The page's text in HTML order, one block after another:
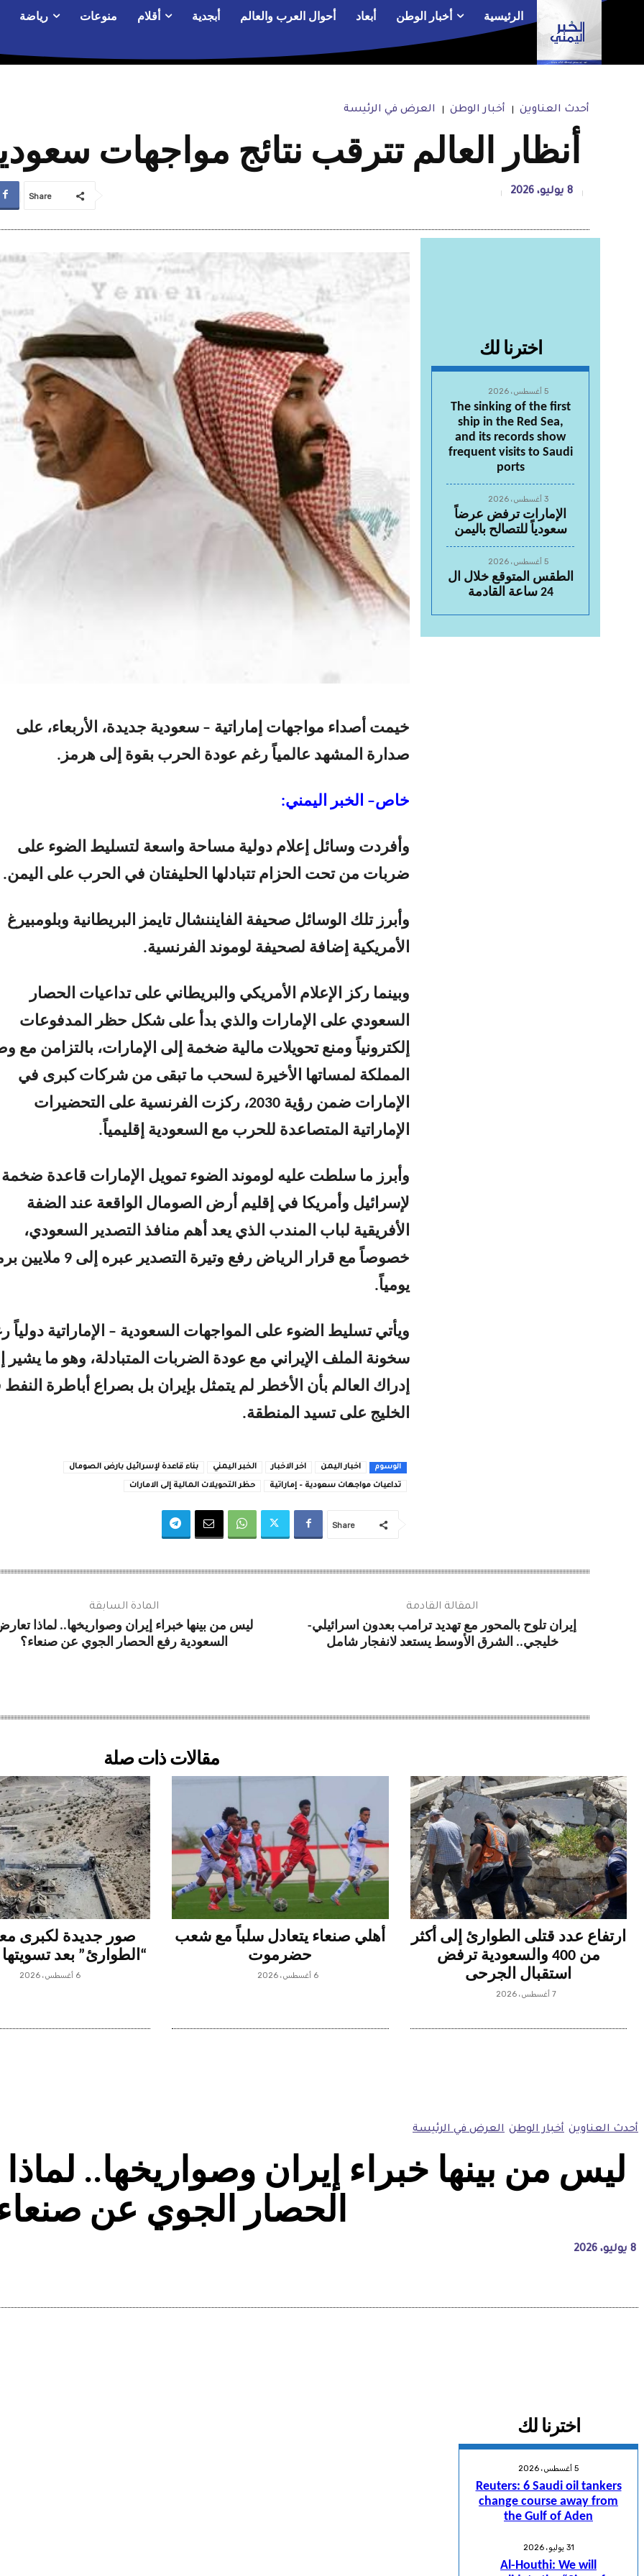
الرئيسية أخبار الوطن أبعاد أحوال العرب والعالم أبجدية أقلام منوعات رياضة
أحدث العناوين أخبار الوطن العرض في الرئيسة
أنظار العالم تترقب نتائج مواجهات
8 يوليو، 2026 Share
اخترنا لك
5 أغسطس، 2026
The sinking of the first
ship in the Red Sea,
and its records show
frequent visits to Saudi
ports
3 أغسطس، 2026
الإمارات ترفض عرضاً
سعودياً للتصالح باليمن
5 أغسطس، 2026
الطقس المتوقع خلال ال
24 ساعة القادمة
خيمت أصداء مواجهات إماراتية – سعودية جديدة، الأربعاء، على
صدارة المشهد عالمياً رغم عودة الحرب بقوة إلى هرمز.
خاص– الخبر اليمني:
وأفردت وسائل إعلام دولية مساحة واسعة لتسليط الضوء على
ضربات من تحت الحزام تتبادلها الحليفتان في الحرب على اليمن.
وأبرز تلك الوسائل صحيفة الفايننشال تايمز البريطانية وبلومبيرغ
الأمريكية إضافة لصحيفة لوموند الفرنسية.
وبينما ركز الإعلام الأمريكي والبريطاني على تداعيات الحصار
السعودي على الإمارات والذي بدأ على شكل حظر المدفوعات
إلكترونياً ومنع تحويلات مالية ضخمة إلى الإمارات، بالتزامن مع
المملكة لمساتها الأخيرة لسحب ما تبقى من شركات كبرى في
الإمارات ضمن رؤية 2030، ركزت الفرنسية على التحضيرات
الإماراتية المتصاعدة للحرب مع السعودية إقليمياً.
وأبرز ما سلطت عليه لوموند الضوء تمويل الإمارات قاعدة ضخمة
لإسرائيل وأمريكا في إقليم أرض الصومال الواقعة عند الضفة
الأفريقية لباب المندب الذي يعد أهم منافذ التصدير السعودي،
خصوصاً مع قرار الرياض رفع وتيرة التصدير
يومياً.
ويأتي تسليط الضوء على المواجهات السعودية – الإماراتية دولياً
سخونة الملف الإيراني مع عودة الضربات المتبادلة، وهو ما يشير
إدراك العالم بأن الأخطر لم يتمثل بإيران بل بصراع أباطرة
الخليج على تسيد المنطقة.
الوسوم اخبار اليمن اخر الاخبار الخبر اليمني بناء قاعدة لإسرائيل بارض الصومال
تداعيات مواجهات سعودية – إماراتية حظر التحويلات المالية إلى الامارات
Share
المادة السابقة
ليس من بينها خبراء إيران وصواريخها.. لماذا
السعودية رفع الحصار الجوي عن صنعاء؟
المقالة القادمة
إيران تلوح بالمحور مع تهديد ترامب بعدون اسرائيلي-
خليجي.. الشرق الأوسط يستعد لانفجار شامل
مقالات ذات صلة
ارتفاع عدد قتلى الطوارئ إلى أكثر
من 400 والسعودية ترفض
استقبال الجرحى
7 أغسطس، 2026
أهلي صنعاء يتعادل سلباً مع شعب
حضرموت
6 أغسطس، 2026
صور جديدة لكبرى
“الطوارئ” بعد
6 أغسطس، 2026